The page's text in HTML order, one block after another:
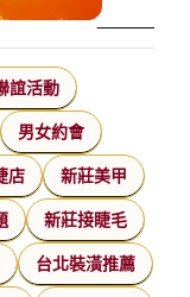
誼活動
男女約會
店 新莊美甲
新莊接睫毛
台北裝潢推薦